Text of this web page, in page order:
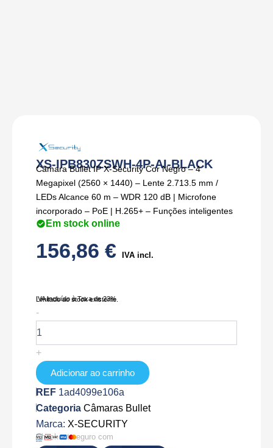
XS-IPB830ZSWH-4P-AI-BLACK
Câmara Bullet IP X-Security Cor Negro – 4
Megapixel (2560 × 1440) – Lente 2.713.5 mm /
LEDs Alcance 60 m – WDR 120 dB | Microfone
incorporado – PoE | H.265+ – Funções inteligentes
Em stock online
156,86 € IVA incl.
IVA Incluído à Taxa de 23%
Limitado ao stock existente.
-
de
XS-
IPB830ZSWH-
4P-
BLACK
+
Adicionar ao carrinho
REF 1ad4099e106a
Categoria Câmaras Bullet
Marca: X-SECURITY
Checkout seguro com